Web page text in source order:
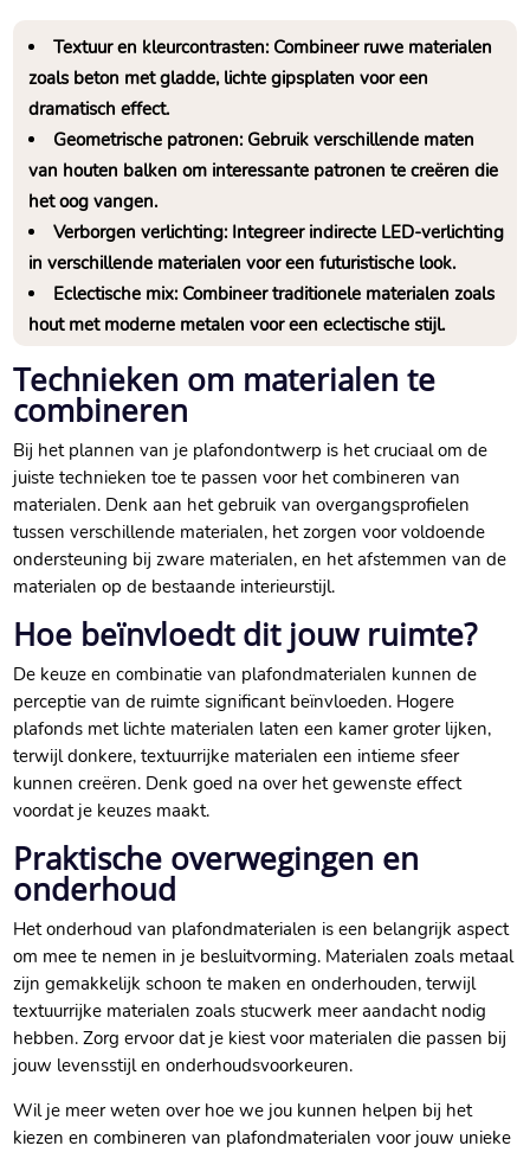
Textuur en kleurcontrasten: Combineer ruwe materialen
zoals beton met gladde, lichte gipsplaten voor een
dramatisch effect.​
Geometrische patronen: Gebruik verschillende maten
van houten balken om interessante patronen te creëren die
het oog vangen.​
Verborgen verlichting: Integreer indirecte LED-verlichting
in verschillende materialen voor een futuristische look.​
Eclectische mix: Combineer traditionele materialen zoals
hout met moderne metalen voor een eclectische stijl.​
Technieken om materialen te
combineren
Bij het plannen van je plafondontwerp is het cruciaal om de
juiste technieken toe te passen voor het combineren van
materialen.​ Denk aan het gebruik van overgangsprofielen
tussen verschillende materialen, het zorgen voor voldoende
ondersteuning bij zware materialen, en het afstemmen van de
materialen op de bestaande interieurstijl.​
Hoe beïnvloedt dit jouw ruimte?
De keuze en combinatie van plafondmaterialen kunnen de
perceptie van de ruimte significant beïnvloeden.​ Hogere
plafonds met lichte materialen laten een kamer groter lijken,
terwijl donkere, textuurrijke materialen een intieme sfeer
kunnen creëren.​ Denk goed na over het gewenste effect
voordat je keuzes maakt.​
Praktische overwegingen en
onderhoud
Het onderhoud van plafondmaterialen is een belangrijk aspect
om mee te nemen in je besluitvorming.​ Materialen zoals metaal
zijn gemakkelijk schoon te maken en onderhouden, terwijl
textuurrijke materialen zoals stucwerk meer aandacht nodig
hebben.​ Zorg ervoor dat je kiest voor materialen die passen bij
jouw levensstijl en onderhoudsvoorkeuren.​
Wil je meer weten over hoe we jou kunnen helpen bij het
kiezen en combineren van plafondmaterialen voor jouw unieke